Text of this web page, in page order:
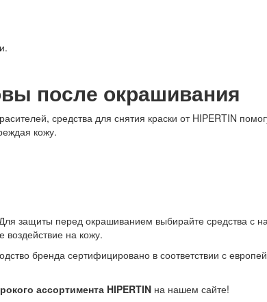
после окрашивания
средства для снятия краски от HIPERTIN
кожу.
защиты перед окрашиванием выбирайте средства с
на кожу.
бренда сертифицировано в соответствии с
ассортимента HIPERTIN на нашем сайте!